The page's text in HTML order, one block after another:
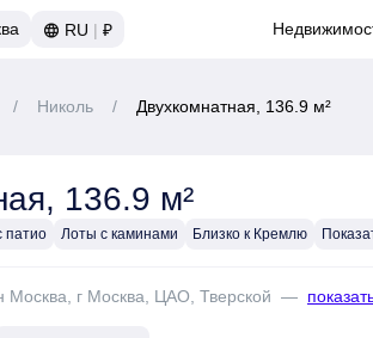
RU | ₽
/ Николь / Двухкомнатная, 136.9 м²
136.9 м²
патио Лоты с каминами Близко к Кремлю
Москва, г Москва, ЦАО, Тверской —